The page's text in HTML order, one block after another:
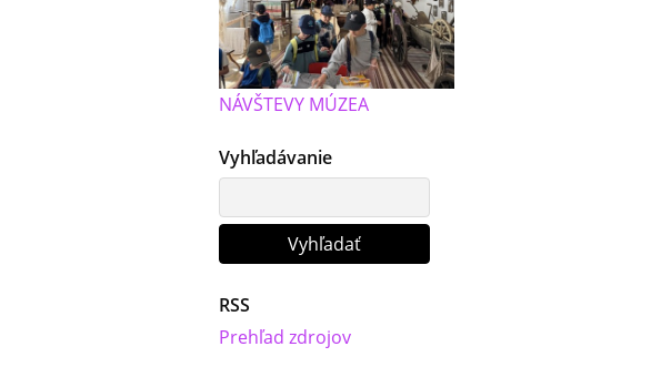
NÁVŠTEVY MÚZEA
Vyhľadávanie
RSS
Prehľad zdrojov